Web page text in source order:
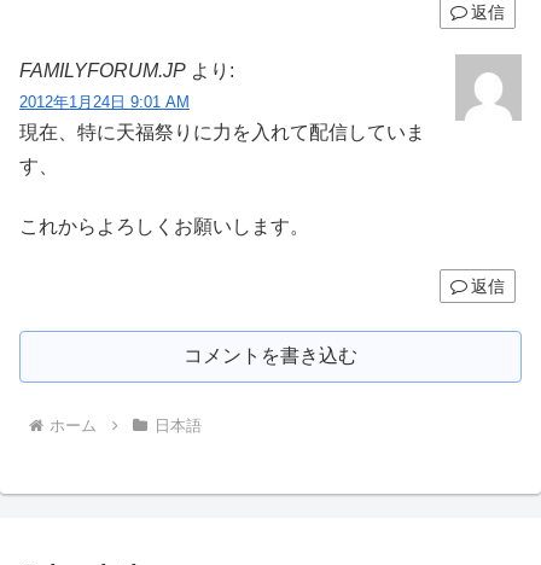
返信
FAMILYFORUM.JP より:
2012年1月24日 9:01 AM
現在、特に天福祭りに力を入れて配信していま
す、
これからよろしくお願いします。
返信
コメントを書き込む
ホーム 日本語